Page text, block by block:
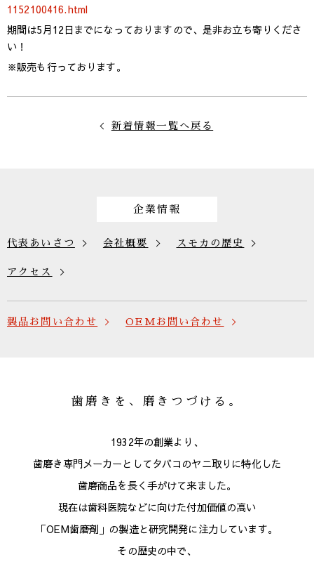
1152100416.html
期間は5月12日までになっておりますので、是非お立ち寄りくださ
い！
※販売も行っております。
新着情報一覧へ戻る
企業情報
代表あいさつ 会社概要 スモカの歴史
アクセス
製品お問い合わせ OEMお問い合わせ
歯磨きを、磨きつづける。
1932年の創業より、
歯磨き専門メーカーとしてタバコのヤニ取りに特化した
歯磨商品を長く手がけて来ました。
現在は歯科医院などに向けた付加価値の高い
「OEM歯磨剤」の製造と研究開発に注力しています。
その歴史の中で、